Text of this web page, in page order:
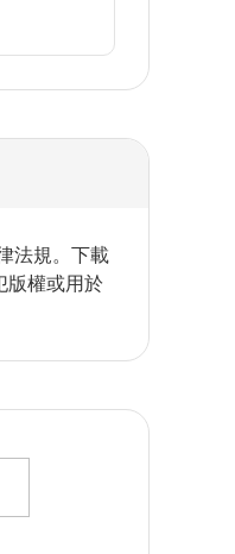
法規。下載
版權或用於